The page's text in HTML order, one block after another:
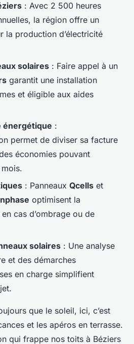
: Avec 2 500 heures
la région offre un
la production d’électricité
solaires : Faire appel à un
garantit une installation
et éligible aux aides
énergétique :
permet de diviser sa facture
économies pouvant
: Panneaux Qcells et
optimisent la
cas d’ombrage ou de
solaires : Une analyse
et des démarches
en charge simplifient
que le soleil, ici, c’est
et les apéros en terrasse.
qui frappe nos toits à Béziers